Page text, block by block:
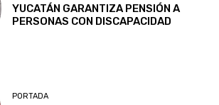
YUCATÁN GARANTIZA PENSIÓN A
PERSONAS CON DISCAPACIDAD
PORTADA